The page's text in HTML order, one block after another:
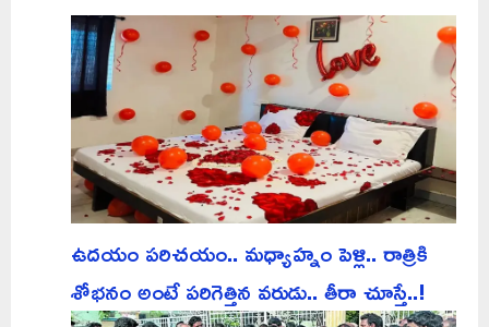
ఉదయం పరిచయం.. మధ్యాహ్నం పెళ్లి.. రాత్రికి
శోభనం అంటే పరిగెత్తిన వరుడు.. తీరా చూస్తే..!